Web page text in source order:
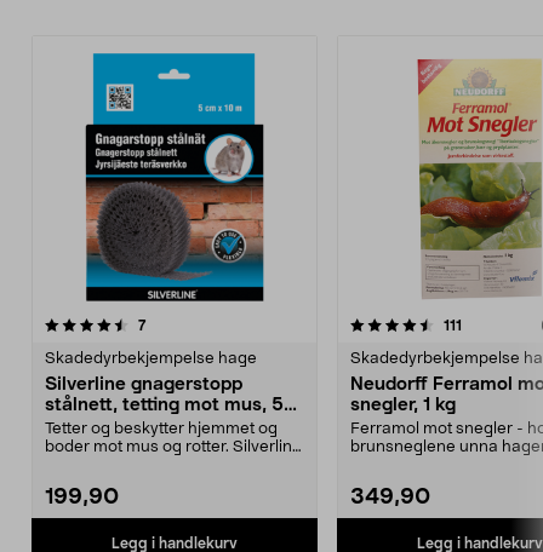
7anmeldelser
Skadedyrbekjempelse hage
Silverline gnagerstopp
stålnett, tetting mot mus, 5
cm x 10 m
Tetter og beskytter hjemmet og
boder mot mus og rotter. Silverline
199,90
Legg i handlekurv
4.5 av 5 stjerner 111
Skadedyrbekjempelse
Neudorff Ferramol
snegler, 1 kg
Ferramol mot snegler -
brunsneglene unna
349,90
Legg i handlekurv
4.5 av 5 stjerner